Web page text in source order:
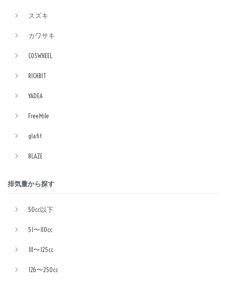
スズキ
カワサキ
COSWHEEL
RICHBIT
YADEA
FreeMile
glafit
BLAZE
排気量から探す
50cc以下
51〜110cc
111〜125cc
126〜250cc